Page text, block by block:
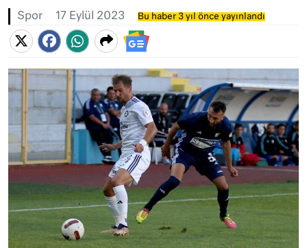
Spor 17 Eylül 2023 Bu haber 3 yıl önce yayınlandı